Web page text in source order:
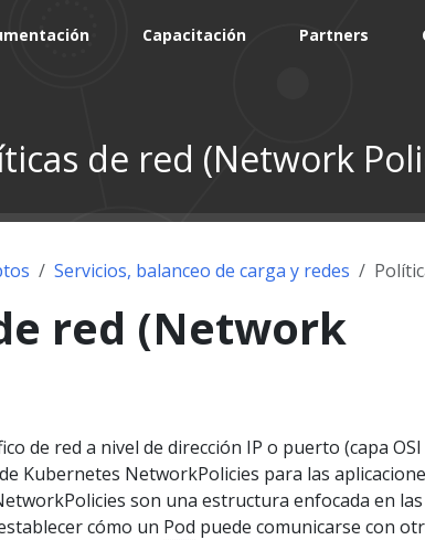
Capacitación Partners
de red (Network
Servicios, balanceo de carga y redes
red (Network
de red a nivel de dirección IP o puerto (capa OSI
Kubernetes NetworkPolicies para las
son una estructura enfocada en las
cómo un Pod puede comunicarse con